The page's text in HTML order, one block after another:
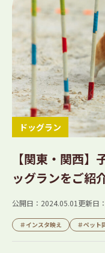
ドッグラン
【関東・関西
ッグランをご紹
公開日：2024.05.01 更新日
＃インスタ映え ＃ペット